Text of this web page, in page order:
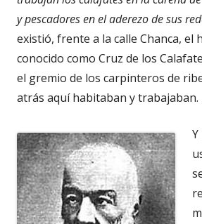
y pescadores en el aderezo de sus
existió, frente a la calle Chanca, el
conocido como Cruz de los
el gremio de los carpinteros de
atrás aquí habitaban y trabajaban.